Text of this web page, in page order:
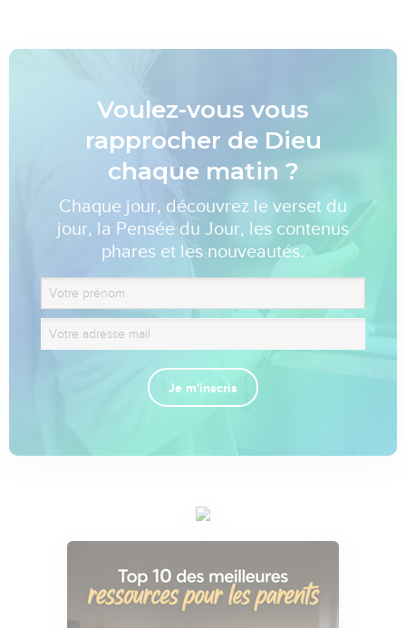
Voulez-vous vous
rapprocher de Dieu
chaque matin ?
Chaque jour, découvrez le verset du
jour, la Pensée du Jour, les contenus
phares et les nouveautés.
Je m'inscris